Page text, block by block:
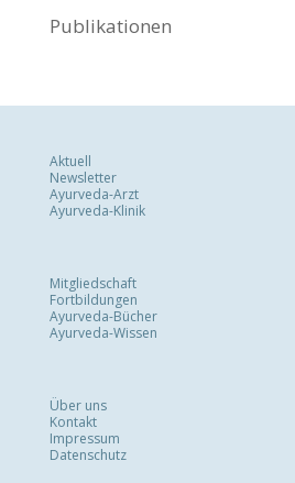
Publikationen
Aktuell
Newsletter
Ayurveda-Arzt
Ayurveda-Klinik
Mitgliedschaft
Fortbildungen
Ayurveda-Bücher
Ayurveda-Wissen
Über uns
Kontakt
Impressum
Datenschutz